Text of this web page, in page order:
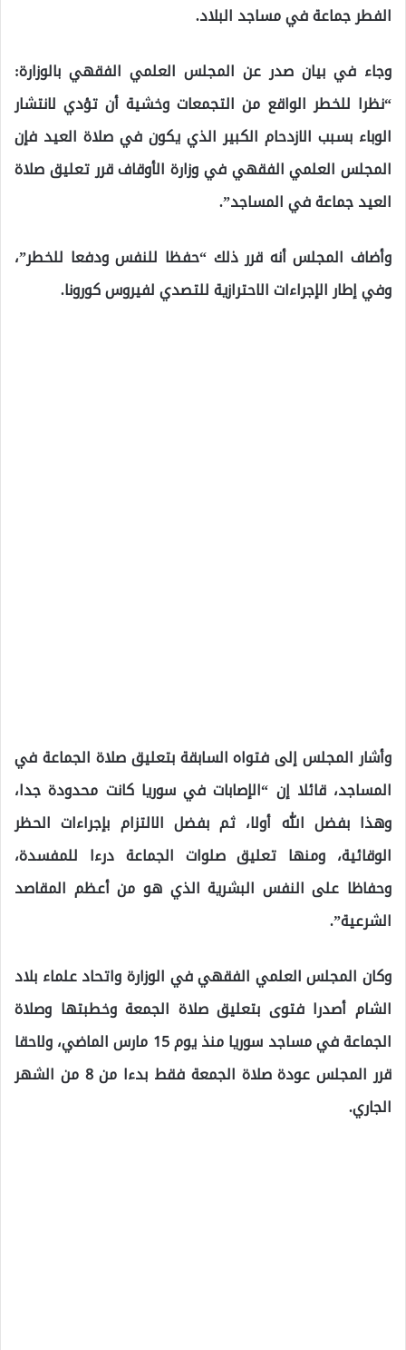
الفطر جماعة في مساجد البلاد.
وجاء في بيان صدر عن المجلس العلمي الفقهي بالوزارة:
“نظرا للخطر الواقع من التجمعات وخشية أن تؤدي لانتشار
الوباء بسبب الازدحام الكبير الذي يكون في صلاة العيد فإن
المجلس العلمي الفقهي في وزارة الأوقاف قرر تعليق صلاة
العيد جماعة في المساجد”.
وأضاف المجلس أنه قرر ذلك “حفظا للنفس ودفعا للخطر”،
وفي إطار الإجراءات الاحترازية للتصدي لفيروس كورونا.
وأشار المجلس إلى فتواه السابقة بتعليق صلاة الجماعة في
المساجد، قائلا إن “الإصابات في سوريا كانت محدودة جدا،
وهذا بفضل الله أولا، ثم بفضل الالتزام بإجراءات الحظر
الوقائية، ومنها تعليق صلوات الجماعة درءا للمفسدة،
وحفاظا على النفس البشرية الذي هو من أعظم المقاصد
الشرعية”.
وكان المجلس العلمي الفقهي في الوزارة واتحاد علماء بلاد
الشام أصدرا فتوى بتعليق صلاة الجمعة وخطبتها وصلاة
الجماعة في مساجد سوريا منذ يوم 15 مارس الماضي، ولاحقا
قرر المجلس عودة صلاة الجمعة فقط بدءا من 8 من الشهر
الجاري.